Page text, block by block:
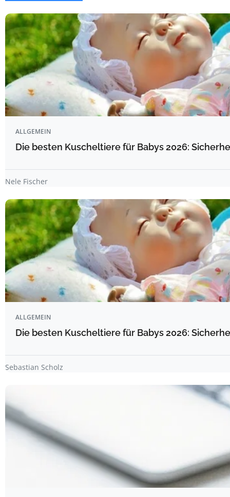
ALLGEMEIN
Die besten Kuscheltiere für Babys 2026:
Nele Fischer
ALLGEMEIN
Die besten Kuscheltiere für Babys 2026:
Sebastian Scholz